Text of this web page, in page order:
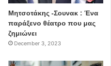
Μητσοτάκης -Σουνακ : Ένα
παράξενο θέατρο που μας
ζημιώνει
December 3, 2023